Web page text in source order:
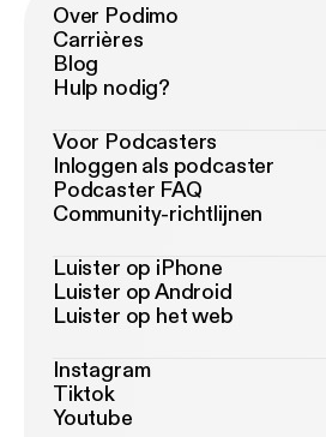
Over Podimo
Carrières
Blog
Hulp nodig?
Voor Podcasters
Inloggen als podcaster
Podcaster FAQ
Community-richtlijnen
Luister op iPhone
Luister op Android
Luister op het web
Instagram
Tiktok
Youtube